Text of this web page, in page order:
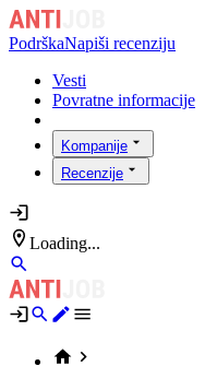
PodrškaNapiši recenziju
Vesti
Povratne informacije
Kompanije
Recenzije
Loading...